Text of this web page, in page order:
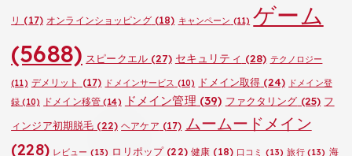
リ (17) オンラインショッピング(18) キャンペーン (11) ゲーム
(5688) スピークエル(27) セキュリティ (28) テクノロジー
(11) デメリット (17) ドメインサービス (10) ドメイン取得 (24) ドメイン登
録 (10) ドメイン移管(14) ドメイン管理 (39) ファクタリング (25) フ
ィンジア初期脱毛 (22) ヘアケア (17) ムームードメイン
(228) レビュー (13) ロリポップ(22) 健康 (18) 口コミ (13) 旅行(13) 海